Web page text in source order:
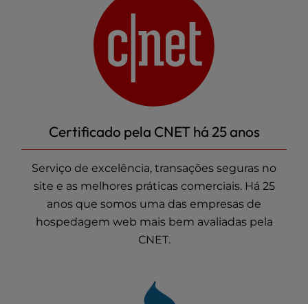
Certificado pela CNET há 25 anos
Serviço de excelência, transações seguras no
site e as melhores práticas comerciais. Há 25
anos que somos uma das empresas de
hospedagem web mais bem avaliadas pela
CNET.